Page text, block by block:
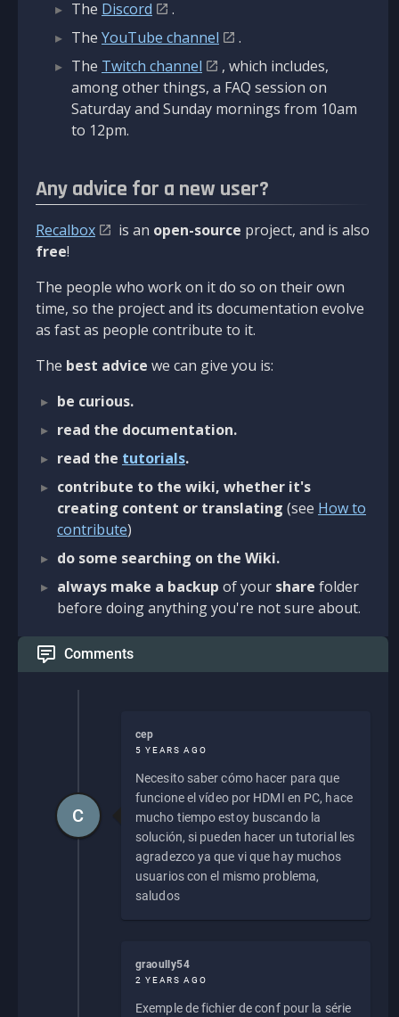
The Discord
.
The YouTube channel
.
The Twitch channel
, which includes,
among other things, a FAQ session on
Saturday and Sunday mornings from 10am
to 12pm.
Any advice for a new user?
Recalbox is an open-source project, and is also
free!
The people who work on it do so on their own
time, so the project and its documentation evolve
as fast as people contribute to it.
The best advice we can give you is:
be curious.
read the documentation.
read the tutorials.
contribute to the wiki, whether it's
creating content or translating (see How to
contribute)
do some searching on the Wiki.
always make a backup of your share folder
before doing anything you're not sure about.
Comments
cep
5 YEARS AGO
Necesito saber cómo hacer para que
funcione el vídeo por HDMI en PC, hace
mucho tiempo estoy buscando la
solución, si pueden hacer un tutorial les
agradezco ya que vi que hay muchos
usuarios con el mismo problema,
saludos
C
graoully54
2 YEARS AGO
Exemple de fichier de conf pour la série